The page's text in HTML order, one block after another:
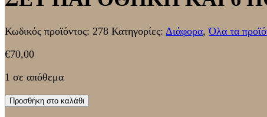
Κωδικός προϊόντος: 278 Κατηγορίες: Διάφορα,Όλα τα
€70,00
1 σε απόθεμα
Προσθήκη στο καλάθι